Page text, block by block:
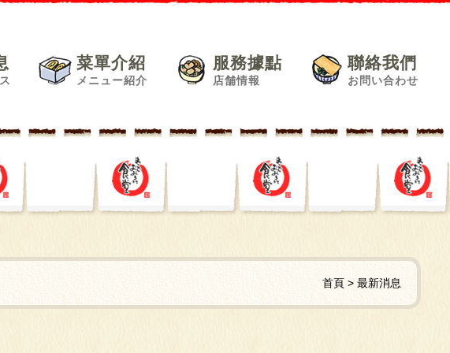
菜單介紹
メニュー紹介
服務據點
店舗情報
聯絡我們
お問い合わせ
首頁 最新消息